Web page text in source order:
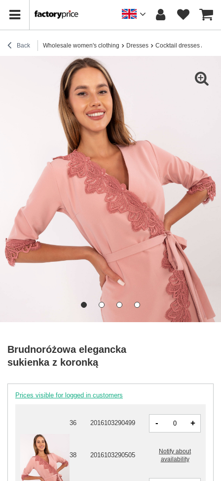
Back Wholesale women's clothing Dresses Cocktail dresses /
Brudnoróżowa elegancka
sukienka z koronką
Prices visible for logged in customers
36 2016103290499 - +
38 2016103290505
Notify about
availability